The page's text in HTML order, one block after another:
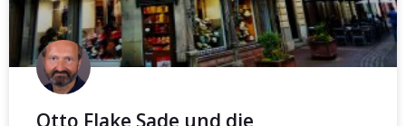
Otto Flake Sade und die